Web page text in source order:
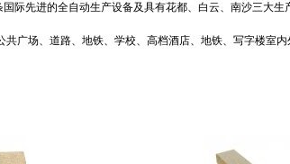
先进的全自动生产设备及具有花都、白云、南沙三大
广场、道路、地铁、学校、高档酒店、地铁、写字楼室内